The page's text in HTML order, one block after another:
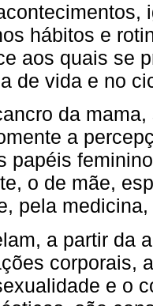
hábitos e
aos quais se
de vida e no
da
a
papéis
o de mãe,
pela
a partir da
corporais,
e o